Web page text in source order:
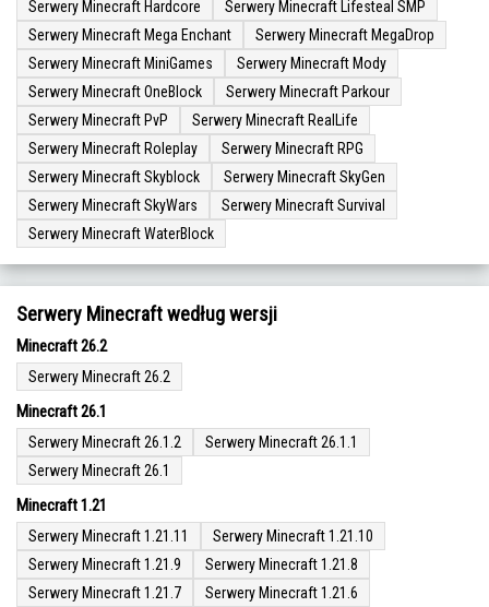
Serwery Minecraft Hardcore
Serwery Minecraft Lifesteal SMP
Serwery Minecraft Mega Enchant
Serwery Minecraft MegaDrop
Serwery Minecraft MiniGames
Serwery Minecraft Mody
Serwery Minecraft OneBlock
Serwery Minecraft Parkour
Serwery Minecraft PvP
Serwery Minecraft RealLife
Serwery Minecraft Roleplay
Serwery Minecraft RPG
Serwery Minecraft Skyblock
Serwery Minecraft SkyGen
Serwery Minecraft SkyWars
Serwery Minecraft Survival
Serwery Minecraft WaterBlock
Serwery Minecraft według wersji
Minecraft 26.2
Serwery Minecraft 26.2
Minecraft 26.1
Serwery Minecraft 26.1.2
Serwery Minecraft 26.1.1
Serwery Minecraft 26.1
Minecraft 1.21
Serwery Minecraft 1.21.11
Serwery Minecraft 1.21.10
Serwery Minecraft 1.21.9
Serwery Minecraft 1.21.8
Serwery Minecraft 1.21.7
Serwery Minecraft 1.21.6